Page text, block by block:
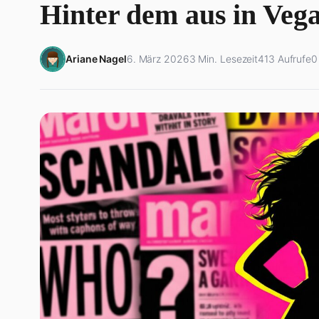
Hinter dem aus in
Ariane Nagel6. März 20263 Min. Lesezeit413 Aufrufe0